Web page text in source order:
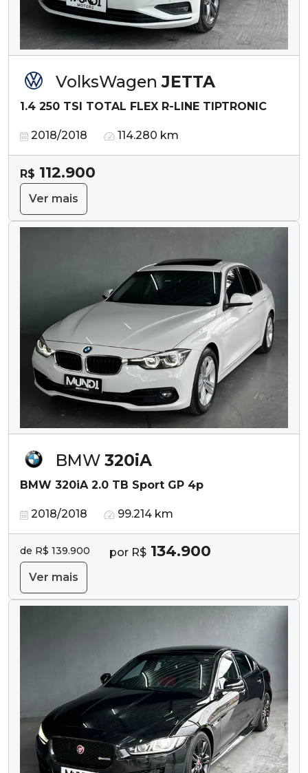
VolksWagenJETTA
1.4 250 TSI TOTAL FLEX R-LINE TIPTRONIC
2018/2018 114.280 km
R$ 112.900
Ver mais
BMW 320iA
BMW 320iA 2.0 TB Sport GP 4p
2018/2018 99.214 km
de R$ 139.900 por R$ 134.900
Ver mais